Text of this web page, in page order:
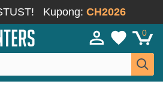
Kupong: CH2026
0